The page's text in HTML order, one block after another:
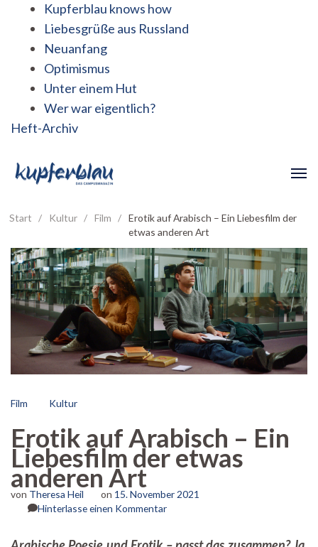
Kupferblau knows how
Liebesgrüße aus Russland
Neuanfang
Optimismus
Unter einem Hut
Wer war eigentlich?
Heft-Archiv
Start / Kultur / Film /
Erotik auf Arabisch – Ein Liebesfilm der
etwas anderen Art
Film Kultur
Erotik auf Arabisch – Ein
Liebesfilm der etwas
anderen Art
von Theresa Heil on 15. November 2021
Hinterlasse einen Kommentarzu